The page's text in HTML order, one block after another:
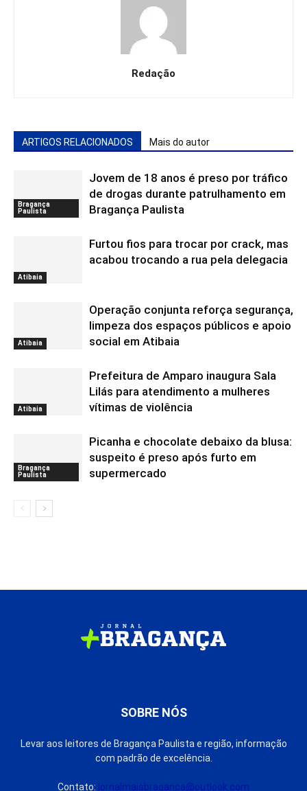
Redação
ARTIGOS RELACIONADOS Mais do autor
Bragança
Paulista
Jovem de 18 anos é preso por tráfico
de drogas durante patrulhamento em
Bragança Paulista
Atibaia
Furtou fios para trocar por crack, mas
acabou trocando a rua pela delegacia
Atibaia
Operação conjunta reforça segurança,
limpeza dos espaços públicos e apoio
social em Atibaia
Atibaia
Prefeitura de Amparo inaugura Sala
Lilás para atendimento a mulheres
vítimas de violência
Bragança
Paulista
Picanha e chocolate debaixo da blusa:
suspeito é preso após furto em
supermercado
SOBRE NÓS
Levar aos leitores de Bragança Paulista e região, informação
com padrão de excelência.
Contato: jornalmaisbraganca@outlook.com